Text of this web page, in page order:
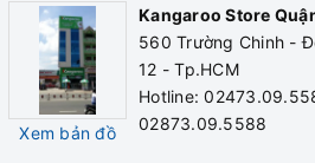
Xem bản đồ
Kangaroo Store
560 Trường Chinh -
12 - Tp.HCM
Hotline:
02873.09.5588